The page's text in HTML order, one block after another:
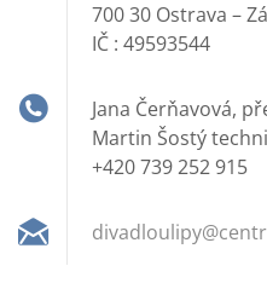
700 30 Ostrava –
IČ : 49593544
Jana Čerňavová,
Martin Šostý
+420 739 252 915
divadloulipy@cen